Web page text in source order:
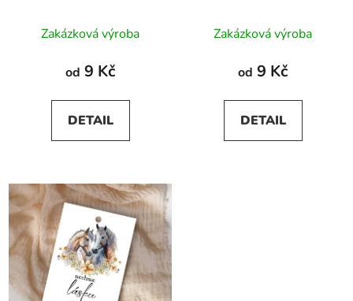
Zakázková výroba
od 9 Kč
DETAIL
Zakázková výroba
od 9 Kč
DETAIL